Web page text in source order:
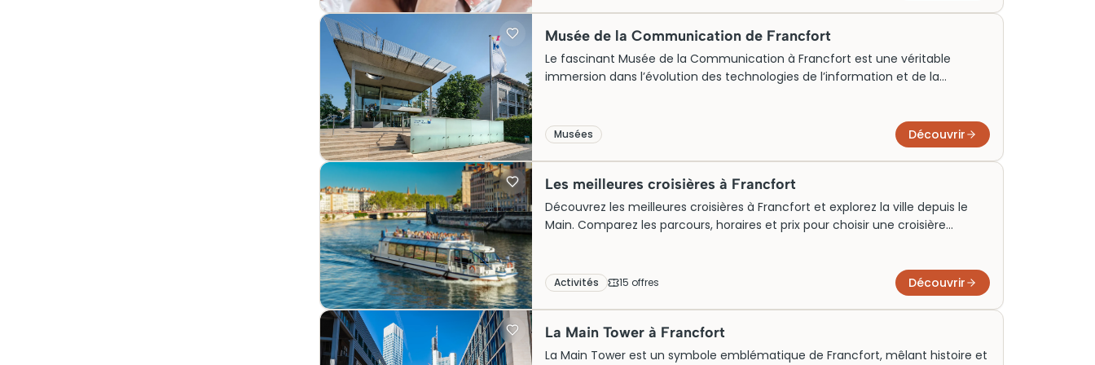
quiconque souhaite comprendre l’identité viticole du Rhin.
Musée de la Communication de Francfort
Le fascinant Musée de la Communication à Francfort est une véritable
immersion dans l’évolution des technologies de l’information et de la
la conservation des moyens de communication, il attire aujourd’hui des
foules curieuses grâce à ses expositions interactives. Pour enrichir votre visite,
pensez à réserver vos billets à l’avance pour cette attraction incontournable
de la scène culturelle francfortoise.
Musées Découvrir
Les meilleures croisières à Francfort
Découvrez les meilleures croisières à Francfort et explorez la ville depuis le
Main. Comparez les parcours, horaires et prix pour choisir une croisière
Activités 15 offres Découvrir
La Main Tower à Francfort
La Main Tower est un symbole emblématique de Francfort, mêlant histoire et